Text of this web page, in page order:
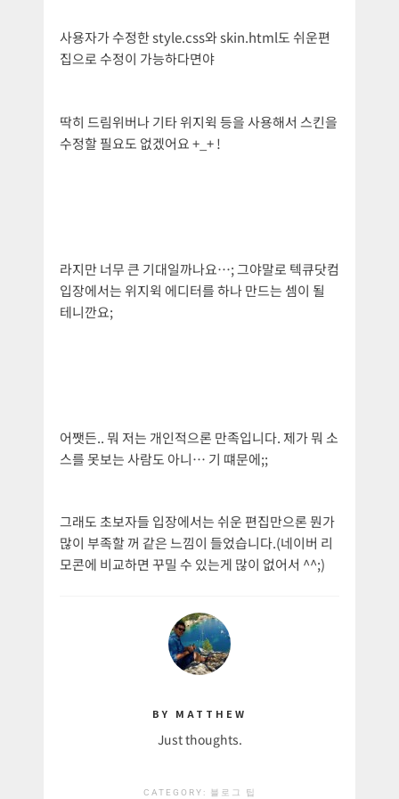
사용자가 수정한 style.css와 skin.html도 쉬운편
집으로 수정이 가능하다면야
딱히 드림위버나 기타 위지윅 등을 사용해서 스킨을
수정할 필요도 없겠어요 +_+ !
라지만 너무 큰 기대일까나요…; 그야말로 텍큐닷컴
입장에서는 위지윅 에디터를 하나 만드는 셈이 될
테니깐요;
어쨋든.. 뭐 저는 개인적으론 만족입니다. 제가 뭐 소
스를 못보는 사람도 아니… 기 떄문에;;
그래도 초보자들 입장에서는 쉬운 편집만으론 뭔가
많이 부족할 꺼 같은 느낌이 들었습니다.(네이버 리
모콘에 비교하면 꾸밀 수 있는게 많이 없어서 ^^;)
BY MATTHEW
Just thoughts.
CATEGORY: 블로그 팁